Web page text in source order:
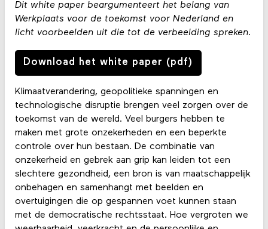
Dit white paper beargumenteert het belang van
Werkplaats voor de toekomst voor Nederland en
licht voorbeelden uit die tot de verbeelding spreken.
Download het white paper (pdf)
Klimaatverandering, geopolitieke spanningen en
technologische disruptie brengen veel zorgen over de
toekomst van de wereld. Veel burgers hebben te
maken met grote onzekerheden en een beperkte
controle over hun bestaan. De combinatie van
onzekerheid en gebrek aan grip kan leiden tot een
slechtere gezondheid, een bron is van maatschappelijk
onbehagen en samenhangt met beelden en
overtuigingen die op gespannen voet kunnen staan
met de democratische rechtsstaat. Hoe vergroten we